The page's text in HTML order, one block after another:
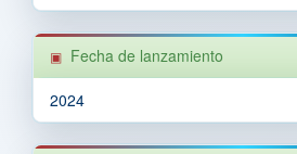
Fecha de lanzamiento
2024